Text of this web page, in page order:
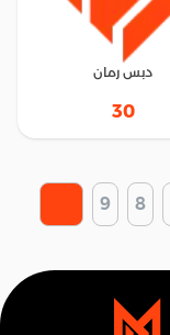
دبس رمان
30
8
9